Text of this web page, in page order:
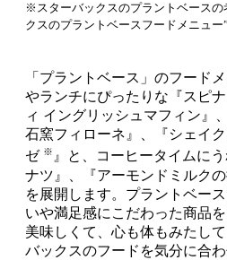
※スターバックスのプラントベースの
クスのプラントベースフードメニュー
「プラントベース」のフード
やランチにぴったりな『スピ
ィ イングリッシュマフィン』
石窯フィローネ』、『シェイ
ゼ ※ 』と、コーヒータイムに
ナツ』、『アーモンドミルク
を展開します。プラントベー
いや満足感にこだわった商品
美味しくて、心も体もみたし
バックスのフードを気分に合